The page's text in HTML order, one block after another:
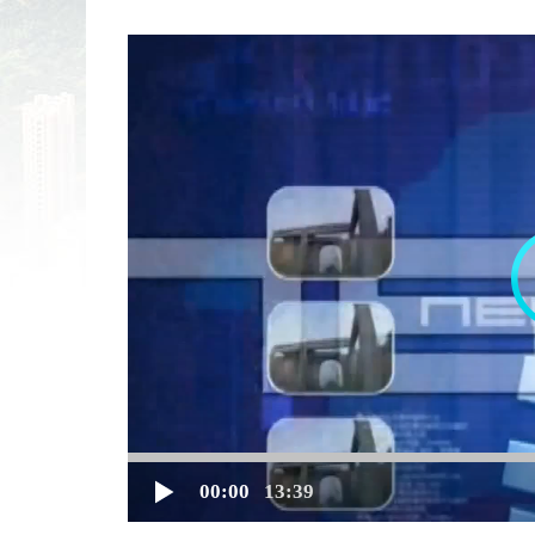
00:00 13:39